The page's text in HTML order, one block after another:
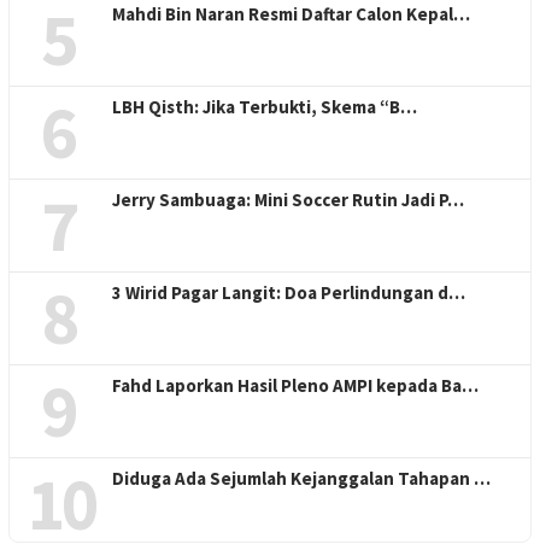
5 Mahdi Bin Naran Resmi Daftar Calon Kepal…
6 LBH Qisth: Jika Terbukti, Skema “B…
7 Jerry Sambuaga: Mini Soccer Rutin Jadi P…
8 3 Wirid Pagar Langit: Doa Perlindungan d…
9 Fahd Laporkan Hasil Pleno AMPI kepada Ba…
10 Diduga Ada Sejumlah Kejanggalan Tahapan …